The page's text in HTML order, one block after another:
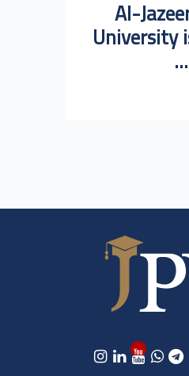
Al-
University